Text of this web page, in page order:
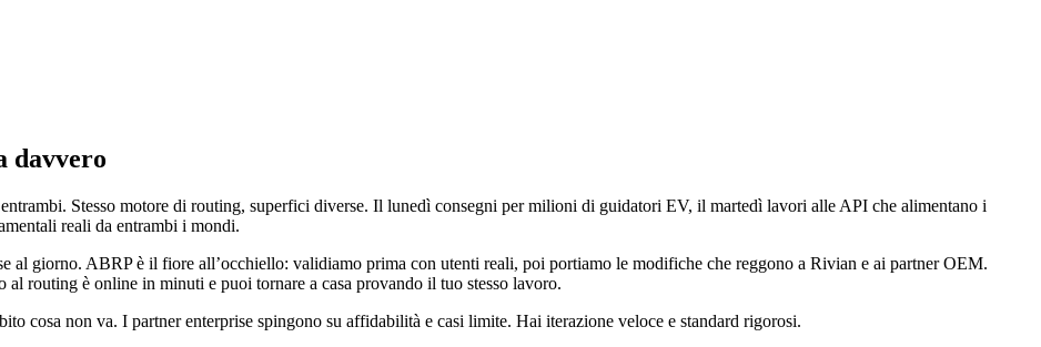
davvero
Stesso motore di routing, superfici diverse. Il lunedì consegni per milioni di guidatori EV, il martedì lavori alle API che alimentano i
reali da entrambi i mondi.
al giorno. ABRP è il fiore all’occhiello: validiamo prima con utenti reali, poi portiamo le modifiche che reggono a Rivian e ai partner OEM.
routing è online in minuti e puoi tornare a casa provando il tuo stesso lavoro.
cosa non va. I partner enterprise spingono su affidabilità e casi limite. Hai iterazione veloce e standard rigorosi.